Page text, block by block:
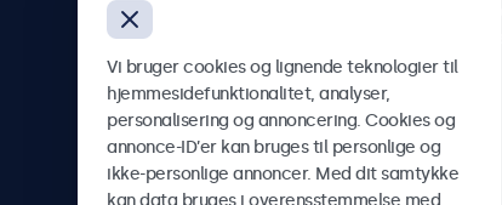
AV og
Beetronics
Vi bruger cookies og lignende teknologier til
hjemmesidefunktionalitet, analyser,
personalisering og annoncering. Cookies og
annonce-ID’er kan bruges til personlige og
ikke-personlige annoncer. Med dit samtykke
kan data bruges i overensstemmelse med